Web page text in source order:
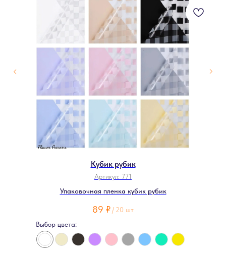
Кубик рубик
Артикул: 771
Упаковочная пленка кубик рубик
89 ₽ / 20 шт
Выбор цвета: